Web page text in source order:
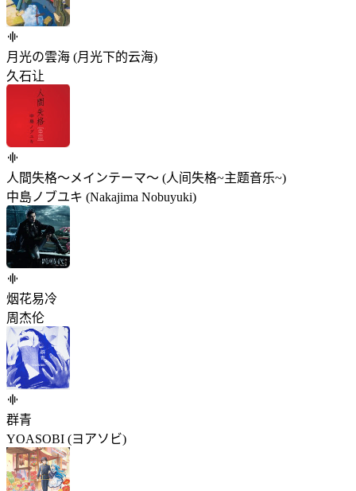
月光の雲海 (月光下的云海)
久石让
人間失格～メインテーマ～ (人间失格~主题音乐~)
中島ノブユキ (Nakajima Nobuyuki)
烟花易冷
周杰伦
群青
YOASOBI (ヨアソビ)